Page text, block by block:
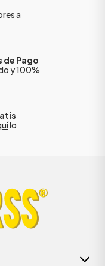
a
de Pago
y 100%
lo